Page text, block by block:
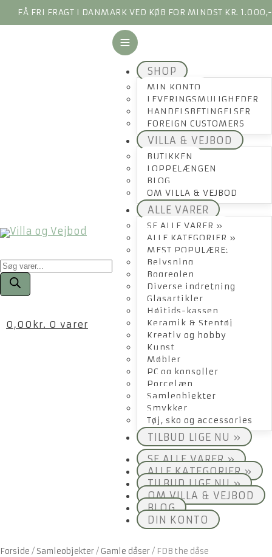
FÅ FRI FRAGT I DANMARK VED KØB FOR MINDST KR. 1.000,-
Products
search
0,00 kr. 0 varer
SHOP
MIN KONTO
LEVERINGSMULIGHEDER
HANDELSBETINGELSER
FOREIGN CUSTOMERS
VILLA & VEJBOD
BUTIKKEN
LOPPELÆNGEN
BLOG
OM VILLA & VEJBOD
ALLE VARER
SE ALLE VARER »
ALLE KATEGORIER »
MEST POPULÆRE:
Belysning
Bogreolen
Diverse indretning
Glasartikler
Højtids-kassen
Keramik & Stentøj
Kreativ og hobby
Kunst
Møbler
PC og konsoller
Porcelæn
Samleobjekter
Smykker
Tøj, sko og accessories
TILBUD LIGE NU »
SE ALLE VARER »
ALLE KATEGORIER »
TILBUD LIGE NU »
OM VILLA & VEJBOD
BLOG
DIN KONTO
Forside / Samleobjekter/ Gamle dåser/ FDB the dåse